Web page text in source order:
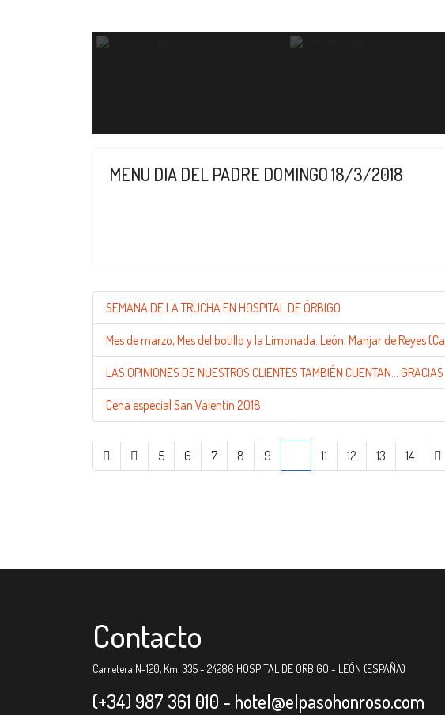
MENU DIA DEL PADRE DOMINGO 18/3/2018
SEMANA DE LA TRUCHA EN HOSPITAL DE ÓRBIGO
Mes de marzo, Mes del botillo y la Limonada. León, Manjar de Reyes
LAS OPINIONES DE NUESTROS CLIENTES TAMBIÉN CUENTAN... GRACIAS
Cena especial San Valentín 2018
5 6 7 8 9 11 12 13 14
Contacto
Carretera N-120, Km. 335 - 24286 HOSPITAL DE ORBIGO - LEÓN (ESPAÑA)
(+34) 987 361 010 - hotel@elpasohonroso.com